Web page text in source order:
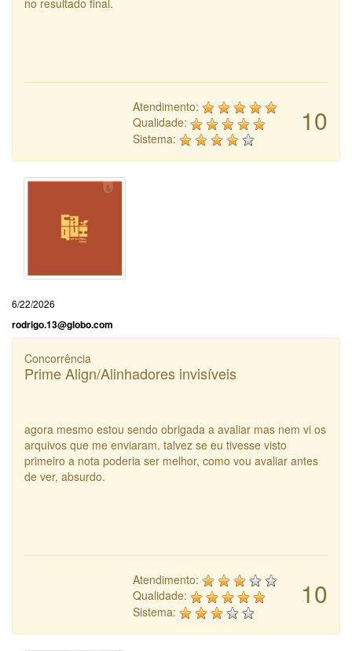
no resultado final.
10
Atendimento:
Qualidade:
Sistema:
6/22/2026
rodrigo.13@globo.com
Concorrência
Prime Align/Alinhadores invisíveis
agora mesmo estou sendo obrigada a avaliar mas nem vi os
arquivos que me enviaram. talvez se eu tivesse visto
primeiro a nota poderia ser melhor, como vou avaliar antes
de ver, absurdo.
10
Atendimento:
Qualidade:
Sistema: